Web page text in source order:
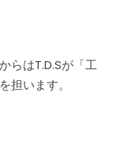
らはT.D.Sが「工
担います。